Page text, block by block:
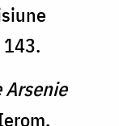
Arsenie